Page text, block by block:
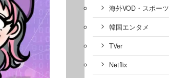
海外VOD・スポーツ
韓国エンタメ
TVer
Netflix